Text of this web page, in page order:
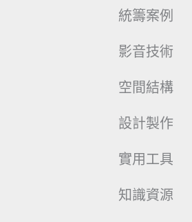
統籌案例
影音技術
空間結構
設計製作
實用工具
知識資源